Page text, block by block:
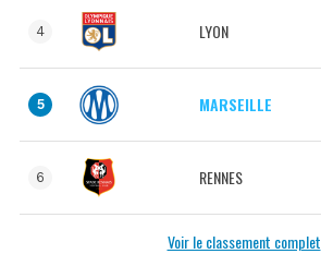
4 LYON
5 MARSEILLE
6 RENNES
Voir le classement complet